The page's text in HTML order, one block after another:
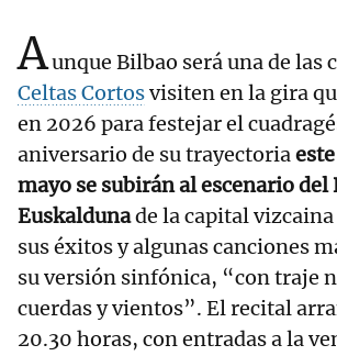
Aunque Bilbao será una de las
Celtas Cortosvisiten en la gira
en 2026 para festejar el
aniversario de su trayectoria
mayo se subirán al escenario del
Euskaldunade la capital vizcaina
sus éxitos y algunas canciones
su versión sinfónica, “con traje
cuerdas y vientos”. El recital
20.30 horas, con entradas a la